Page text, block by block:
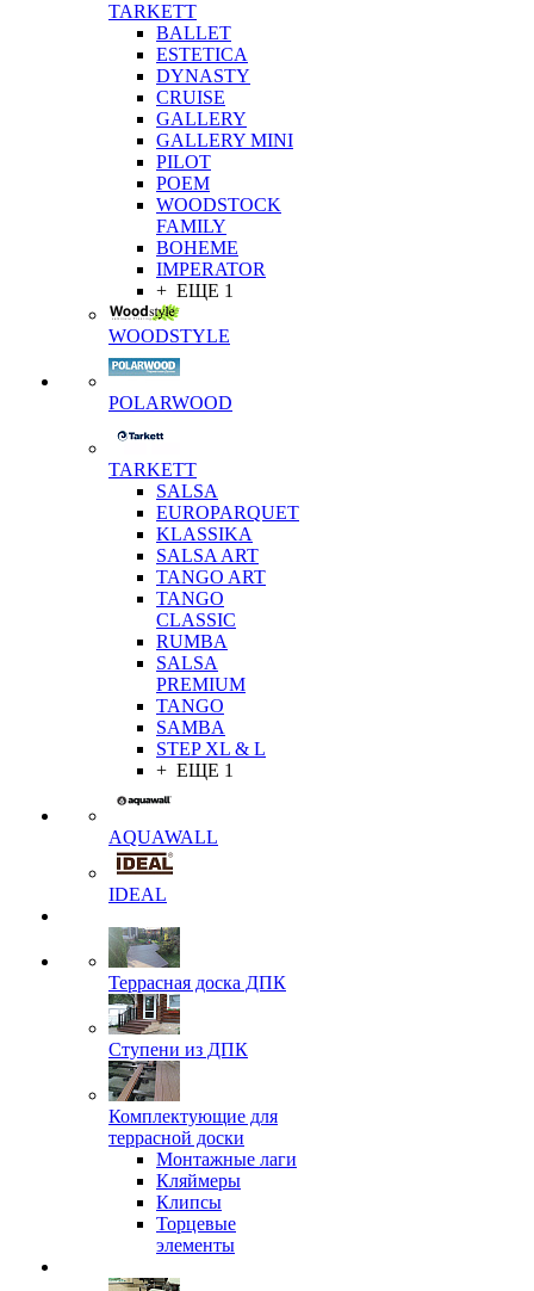
TARKETT
BALLET
ESTETICA
DYNASTY
CRUISE
GALLERY
GALLERY MINI
PILOT
POEM
WOODSTOCK
FAMILY
BOHEME
IMPERATOR
+ ЕЩЕ 1
WOODSTYLE
POLARWOOD
TARKETT
SALSA
EUROPARQUET
KLASSIKA
SALSA ART
TANGO ART
TANGO
CLASSIC
RUMBA
SALSA
PREMIUM
TANGO
SAMBA
STEP XL & L
+ ЕЩЕ 1
AQUAWALL
IDEAL
Террасная доска ДПК
Ступени из ДПК
Комплектующие для
террасной доски
Монтажные лаги
Кляймеры
Клипсы
Торцевые
элементы